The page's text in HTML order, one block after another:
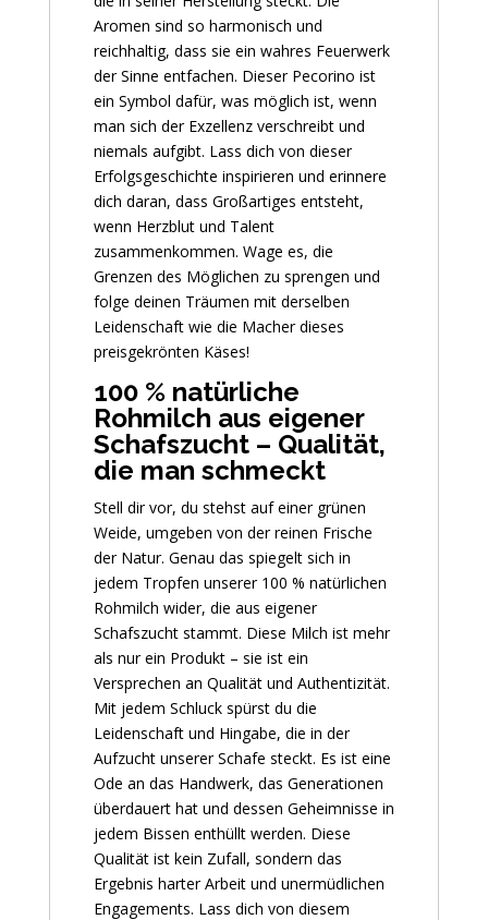
Aromen sind so harmonisch und
reichhaltig, dass sie ein wahres Feuerwerk
der Sinne entfachen. Dieser Pecorino ist
ein Symbol dafür, was möglich ist, wenn
man sich der Exzellenz verschreibt und
niemals aufgibt. Lass dich von dieser
Erfolgsgeschichte inspirieren und erinnere
dich daran, dass Großartiges entsteht,
wenn Herzblut und Talent
zusammenkommen. Wage es, die
Grenzen des Möglichen zu sprengen und
folge deinen Träumen mit derselben
Leidenschaft wie die Macher dieses
preisgekrönten Käses!
100 % natürliche
Rohmilch aus eigener
Schafszucht – Qualität,
die man schmeckt
Stell dir vor, du stehst auf einer grünen
Weide, umgeben von der reinen Frische
der Natur. Genau das spiegelt sich in
jedem Tropfen unserer 100 % natürlichen
Rohmilch wider, die aus eigener
Schafszucht stammt. Diese Milch ist mehr
als nur ein Produkt – sie ist ein
Versprechen an Qualität und Authentizität.
Mit jedem Schluck spürst du die
Leidenschaft und Hingabe, die in der
Aufzucht unserer Schafe steckt. Es ist eine
Ode an das Handwerk, das Generationen
überdauert hat und dessen Geheimnisse in
jedem Bissen enthüllt werden. Diese
Qualität ist kein Zufall, sondern das
Ergebnis harter Arbeit und unermüdlichen
Engagements. Lass dich von diesem